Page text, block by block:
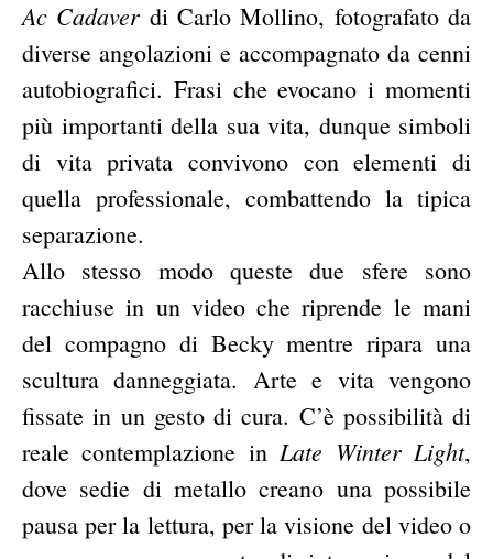
Ac Cadaver di Carlo Mollino, fotografato da
diverse angolazioni e accompagnato da cenni
autobiografici. Frasi che evocano i momenti
più importanti della sua vita, dunque simboli
di vita privata convivono con elementi di
quella professionale, combattendo la tipica
separazione.
Allo stesso modo queste due sfere sono
racchiuse in un video che riprende le mani
del compagno di Becky mentre ripara una
scultura danneggiata. Arte e vita vengono
fissate in un gesto di cura. C’è possibilità di
reale contemplazione inLate Winter Light,
dove sedie di metallo creano una possibile
pausa per la lettura, per la visione del video o